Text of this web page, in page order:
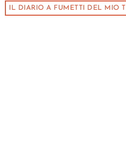
IL DIARIO A FUMETTI DEL MIO